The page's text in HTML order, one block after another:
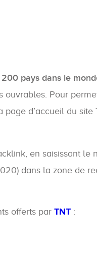
pays dans le
Pour
d’accueil du
en saisissant le
dans la zone de
offerts par TNT :